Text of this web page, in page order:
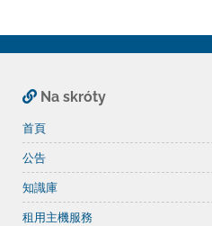
Na skróty
首頁
公告
知識庫
租用主機服務